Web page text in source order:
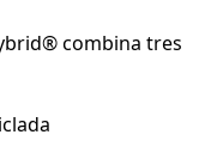
combina tres